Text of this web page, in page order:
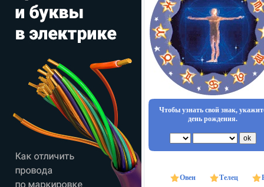
Чтобы узнать свой знак,
день рождения.
Овен Телец